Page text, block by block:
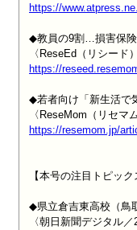
https://
◆教員の9割…損害保
https://
◆若者向け「新生活で
https://resemom.jp/
【本号の注目トピッ
◆県立倉吉東高校（鳥